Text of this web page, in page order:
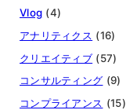
Vlog (4)
アナリティクス (16)
クリエイティブ (57)
コンサルティング (9)
コンプライアンス (15)